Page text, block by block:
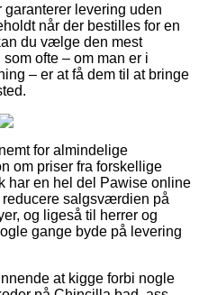
garanterer levering uden
når der bestilles for en
du vælge den mest
ofte – om man er i
– er at få dem til at bringe
for almindelige
om priser fra forskellige
har en hel del Pawise online
salgsværdien på
og ligeså til herrer og
gange byde på levering
at kigge forbi nogle